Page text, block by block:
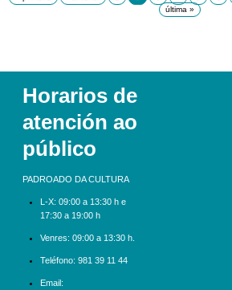
última »
Horarios de
atención ao
público
PADROADO DA CULTURA
L-X: 09:00 a 13:30 h e
17:30 a 19:00 h
Venres: 09:00 a 13:30 h.
Teléfono: 981 39 11 44
Email: